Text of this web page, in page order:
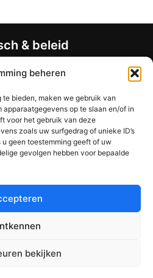
beheren
bieden, maken we gebruik van
op te slaan en/of in
voor het gebruik van deze
zoals uw surfgedrag of unieke ID’s
geen toestemming geeft of uw
gevolgen hebben voor bepaalde
bekijken
& beleid
voorwaarden
voedingsdisclaimer
40 7317040